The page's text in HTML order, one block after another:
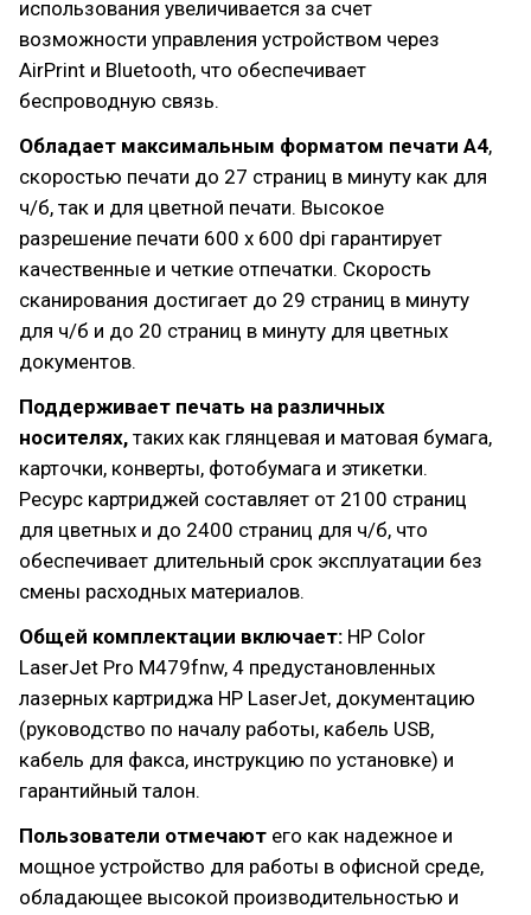
использования увеличивается за счет
возможности управления устройством через
AirPrint и Bluetooth, что обеспечивает
беспроводную связь.
Обладает максимальным форматом печати A4,
скоростью печати до 27 страниц в минуту как для
ч/б, так и для цветной печати. Высокое
разрешение печати 600 x 600 dpi гарантирует
качественные и четкие отпечатки. Скорость
сканирования достигает до 29 страниц в минуту
для ч/б и до 20 страниц в минуту для цветных
документов.
Поддерживает печать на различных
носителях, таких как глянцевая и матовая бумага,
карточки, конверты, фотобумага и этикетки.
Ресурс картриджей составляет от 2100 страниц
для цветных и до 2400 страниц для ч/б, что
обеспечивает длительный срок эксплуатации без
смены расходных материалов.
Общей комплектации включает: HP Color
LaserJet Pro M479fnw, 4 предустановленных
лазерных картриджа HP LaserJet, документацию
(руководство по началу работы, кабель USB,
кабель для факса, инструкцию по установке) и
гарантийный талон.
Пользователи отмечают его как надежное и
мощное устройство для работы в офисной среде,
обладающее высокой производительностью и